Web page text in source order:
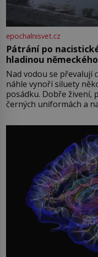
epochalnisvet.cz
Pátrání po
hladinou
Nad vodou se převalují
náhle vynoří siluety
posádku. Dobře živení,
černých uniformách a
přízračná scéna
světová válka se chýlí